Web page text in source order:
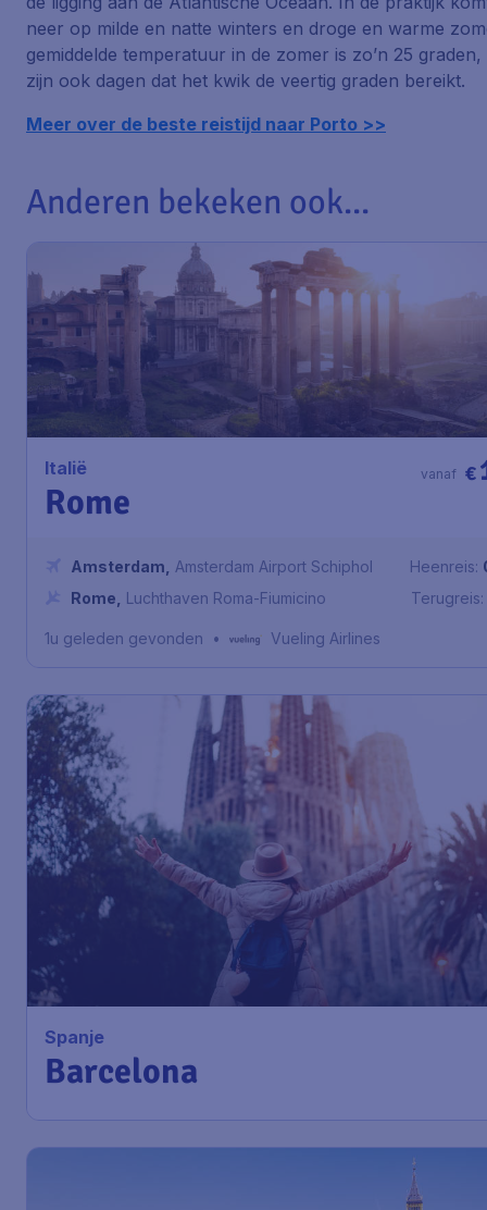
neer op milde en natte winters en droge en warme
gemiddelde temperatuur in de zomer is zo’n 25
zijn ook dagen dat het kwik de veertig graden bereikt.
Meer over de beste reistijd naar Porto >>
Anderen bekeken ook...
Italië
Rome
€
vanaf
Amsterdam
Amsterdam Airport Schiphol
Rome
Luchthaven Roma-Fiumicino
Heenreis:
Terugreis:
1u geleden gevonden • Vueling Airlines
Spanje
Barcelona
vanaf
Barcelona
Barcelona-El Prat